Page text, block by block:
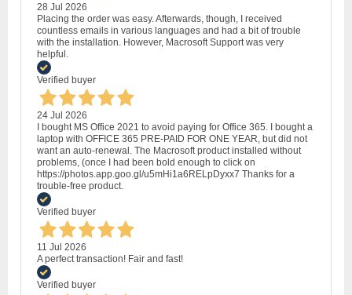
28 Jul 2026
Placing the order was easy. Afterwards, though, I received
countless emails in various languages and had a bit of trouble
with the installation. However, Macrosoft Support was very
helpful.
Verified buyer
24 Jul 2026
I bought MS Office 2021 to avoid paying for Office 365. I bought a
laptop with OFFICE 365 PRE-PAID FOR ONE YEAR, but did not
want an auto-renewal. The Macrosoft product installed without
problems, (once I had been bold enough to click on
https://photos.app.goo.gl/u5mHi1a6RELpDyxx7 Thanks for a
trouble-free product.
Verified buyer
11 Jul 2026
A perfect transaction! Fair and fast!
Verified buyer